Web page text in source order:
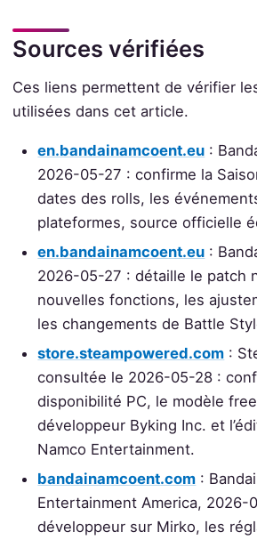
Sources vérifiées
Ces liens permettent de vérifier
utilisées dans cet article.
en.bandainamcoent.eu :
2026-05-27 : confirme la
dates des rolls, les
plateformes, source officielle
en.bandainamcoent.eu :
2026-05-27 : détaille le patch
nouvelles fonctions, les
les changements de Battle
store.steampowered.com :
consultée le 2026-05-28 :
disponibilité PC, le modèle
développeur Byking Inc. et
Namco Entertainment.
bandainamcoent.com :
Entertainment America, 2026-
développeur sur Mirko, les